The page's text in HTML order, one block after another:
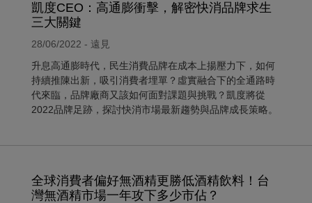
凱度CEO：高通膨衝擊，解密快消品牌求生
三大關鍵
28/06/2022 - 遠見
升息高通膨時代，民生消費品牌在成本上揚壓力下，如何
持續推陳出新，吸引消費者埋單？虛實融合下的全通路時
代來臨，品牌廠商又該如何面對課題與挑戰？凱度將從
2022品牌足跡，探討快消市場最新趨勢與品牌成長策略。
全球消費者偏好無酒精更勝低酒精飲料！台
灣無酒精市場一年攻下多少市佔？